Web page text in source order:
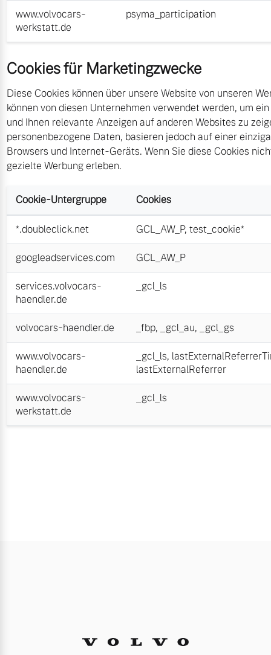
www.volvocars-
werkstatt.de
psyma_participation
Cookies für Marketingzwecke
Diese Cookies können über unsere Website von unseren
können von diesen Unternehmen verwendet werden, um
und Ihnen relevante Anzeigen auf anderen Websites zu
personenbezogene Daten, basieren jedoch auf einer
Browsers und Internet-Geräts. Wenn Sie diese Cookies
gezielte Werbung erleben.
Cookie-Untergruppe Cookies
*.doubleclick.net GCL_AW_P,test_cookie*
googleadservices.com GCL_AW_P
services.volvocars-
haendler.de
_gcl_ls
volvocars-haendler.de _fbp, _gcl_au, _gcl_gs
www.volvocars-
haendler.de
_gcl_ls,
lastExternalReferrer
www.volvocars-
werkstatt.de
_gcl_ls